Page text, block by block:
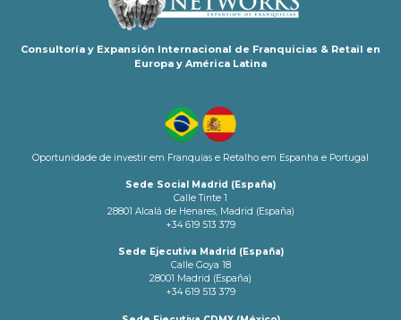
Consultoría y Expansión Internacional de Franquicias & Retail en
Europa y América Latina
Oportunidade de investir em Franquias e Retalho em Espanha e Portugal
Sede Social Madrid (España)
Calle Tinte 1
28801 Alcalá de Henares, Madrid (España)
+34 619 513 379
Sede Ejecutiva Madrid (España)
Calle Goya 18
28001 Madrid (España)
+34 619 513 379